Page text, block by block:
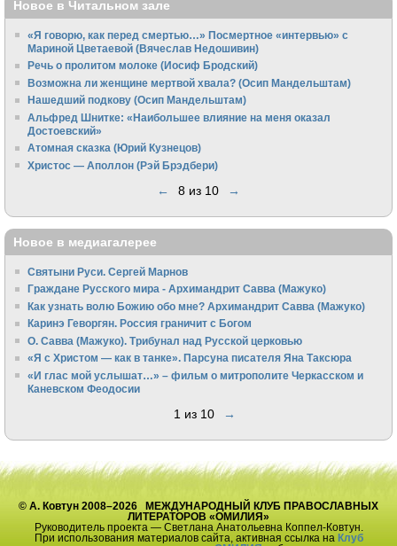
Новое в Читальном зале
«Я говорю, как перед смертью…» Посмертное «интервью» с
Мариной Цветаевой (Вячеслав Недошивин)
Речь о пролитом молоке (Иосиф Бродский)
Возможна ли женщине мертвой хвала? (Осип Мандельштам)
Нашедший подкову (Осип Мандельштам)
Альфред Шнитке: «Наибольшее влияние на меня оказал
Достоевский»
Атомная сказка (Юрий Кузнецов)
Христос — Аполлон (Рэй Брэдбери)
← 8 из 10 →
Новое в медиагалерее
Святыни Руси. Сергей Марнов
Граждане Русского мира - Архимандрит Савва (Мажуко)
Как узнать волю Божию обо мне? Архимандрит Савва (Мажуко)
Каринэ Геворгян. Россия граничит с Богом
О. Савва (Мажуко). Трибунал над Русской церковью
«Я с Христом — как в танке». Парсуна писателя Яна Таксюра
«И глас мой услышат…» – фильм о митрополите Черкасском и
Каневском Феодосии
1 из 10 →
© А. Ковтун 2008–2026 МЕЖДУНАРОДНЫЙ КЛУБ ПРАВОСЛАВНЫХ
ЛИТЕРАТОРОВ «ОМИЛИЯ»
Руководитель проекта — Светлана Анатольевна Коппел-Ковтун.
При использования материалов сайта, активная ссылка на Клуб